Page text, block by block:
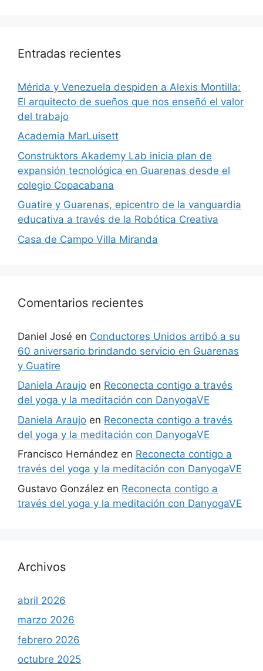
Entradas recientes
​Mérida y Venezuela despiden a Alexis Montilla:
El arquitecto de sueños que nos enseñó el valor
del trabajo
Academia MarLuisett
Construktors Akademy Lab inicia plan de
expansión tecnológica en Guarenas desde el
colegio Copacabana
Guatire y Guarenas, epicentro de la vanguardia
educativa a través de la Robótica Creativa
Casa de Campo Villa Miranda
Comentarios recientes
Daniel José en Conductores Unidos arribó a su
60 aniversario brindando servicio en Guarenas
y Guatire
Daniela Araujo en Reconecta contigo a través
del yoga y la meditación con DanyogaVE
Daniela Araujo en Reconecta contigo a través
del yoga y la meditación con DanyogaVE
Francisco Hernández en Reconecta contigo a
través del yoga y la meditación con DanyogaVE
Gustavo González en Reconecta contigo a
través del yoga y la meditación con DanyogaVE
Archivos
abril 2026
marzo 2026
febrero 2026
octubre 2025